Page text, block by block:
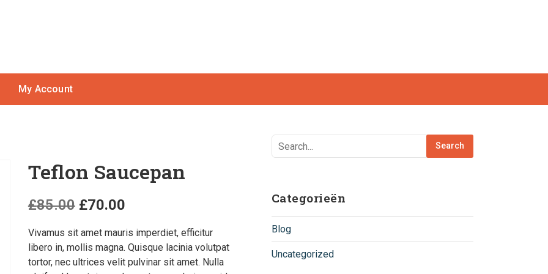
My Account
Teflon Saucepan
£85.00 £70.00
Vivamus sit amet mauris imperdiet, efficitur
libero in, mollis magna. Quisque lacinia volutpat
tortor, nec ultrices velit pulvinar sit amet. Nulla
Categorieën
Blog
Uncategorized